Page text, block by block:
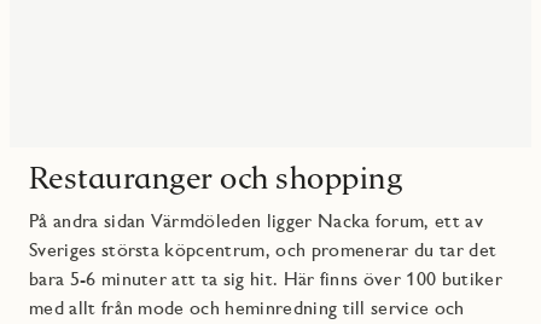
Restauranger och shopping
På andra sidan Värmdöleden ligger Nacka forum, ett av
Sveriges största köpcentrum, och promenerar du tar det
bara 5-6 minuter att ta sig hit. Här finns över 100 butiker
med allt från mode och heminredning till service och